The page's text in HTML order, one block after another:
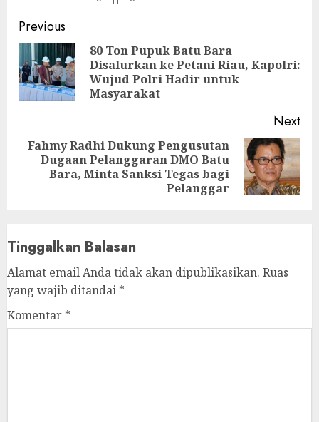
Continue
Reading
Previous
80 Ton Pupuk Batu Bara
Disalurkan ke Petani Riau, Kapolri:
Wujud Polri Hadir untuk
Masyarakat
Next
Next
Fahmy Radhi Dukung Pengusutan
Dugaan Pelanggaran DMO Batu
Bara, Minta Sanksi Tegas bagi
Pelanggar
Tinggalkan Balasan
Alamat email Anda tidak akan dipublikasikan. Ruas
yang wajib ditandai *
Komentar *